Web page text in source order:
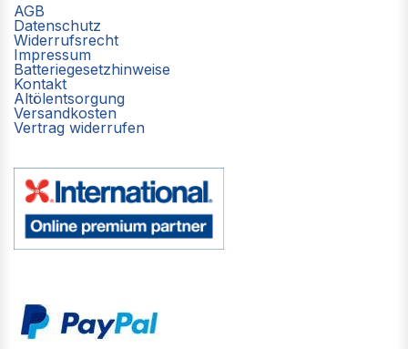
AGB
Datenschutz
Widerrufsrecht
Impressum
Batteriegesetzhinweise
Kontakt
Altölentsorgung
Versandkosten
Vertrag widerrufen